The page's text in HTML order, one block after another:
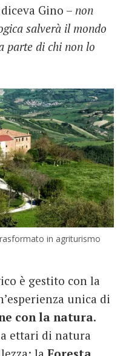
Gino – non
salverà il mondo
parte di chi non lo
in agriturismo
è gestito con la
unica di
con la natura.
ettari di natura